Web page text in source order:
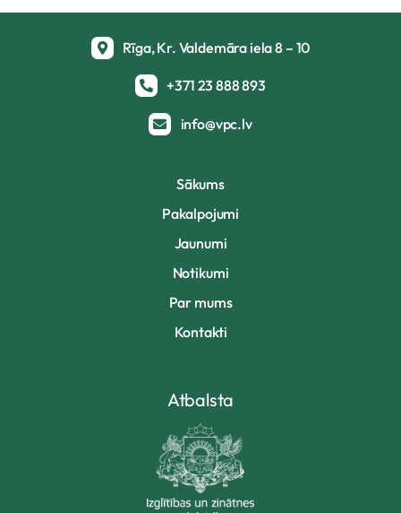
Rīga, Kr. Valdemāra iela 8 – 10
+371 23 888 893
info@vpc.lv
Sākums
Pakalpojumi
Jaunumi
Notikumi
Par mums
Kontakti
Atbalsta